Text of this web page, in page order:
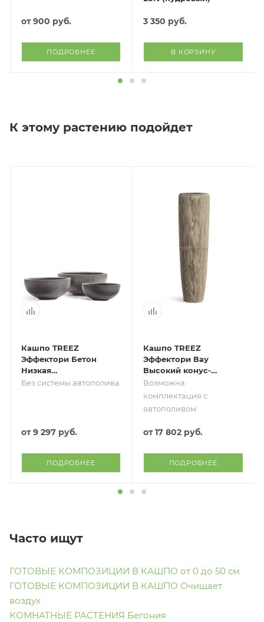
от900 руб.
ПОДРОБНЕЕ
3 350 руб.
В КОРЗИНУ
К этому растению подойдет
Кашпо TREEZ
Эффектори Бетон
Низкая
сферическая чаша
Без системы автополива
от9 297 руб.
ПОДРОБНЕЕ
Кашпо TREEZ
Эффектори Вау
Высокий конус-
дизайн Капучино
Возможна
комплектация с
автополивом
от17 802 руб.
ПОДРОБНЕЕ
Часто ищут
ГОТОВЫЕ КОМПОЗИЦИИ В КАШПО от 0 до 50 см
ГОТОВЫЕ КОМПОЗИЦИИ В КАШПО Очищает
воздух
КОМНАТНЫЕ РАСТЕНИЯ Бегония